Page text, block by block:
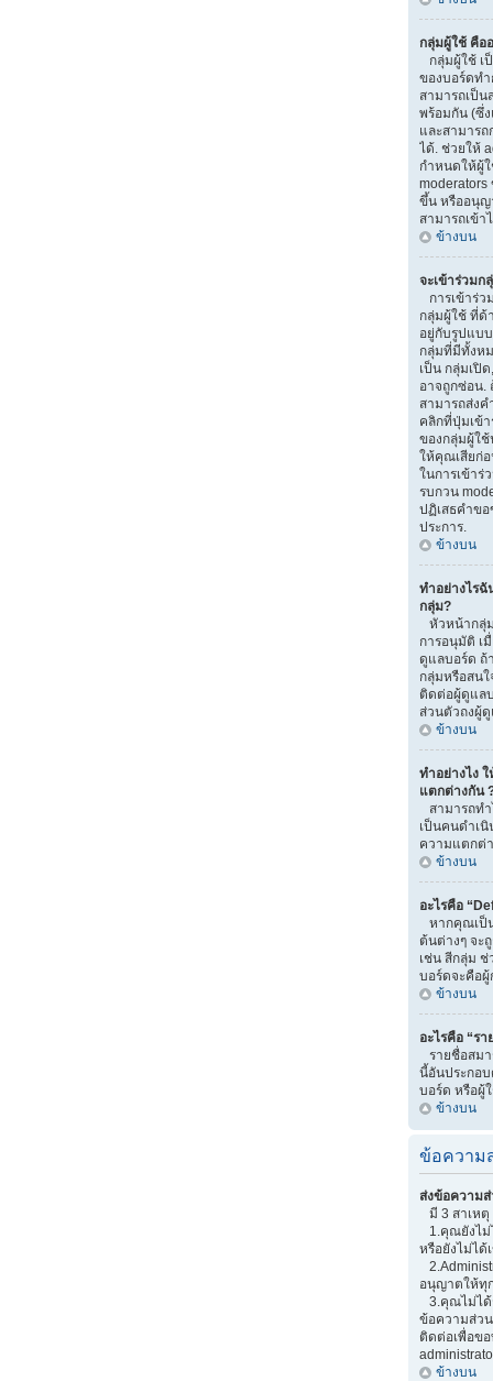
กลุ่มผู้ใช้ คือ
กลุ่มผู้ใช้ เ
ของบอร์ดท
สามารถเป็
พร้อมกัน (ซึ่
และสามาร
ได้. ช่วยให้
กำหนดให้ผู้
moderators
ขึ้น หรืออนุญ
สามารถเข้า
ข้างบน
จะเข้าร่วมก
การเข้าร่ว
กลุ่มผู้ใช้ ที่ด้
อยู่กับรูปแบ
กลุ่มที่มีทั้งห
เป็น กลุ่มเปิ
อาจถูกซ่อน.
สามารถส่งค
คลิกที่ปุ่มเข้
ของกลุ่มผู้ใ
ให้คุณเสียก่อ
ในการเข้าร่
รบกวน
ปฏิเสธคำข
ประการ.
ข้างบน
ทำอย่างไรฉั
กลุ่ม?
หัวหน้ากลุ่
การอนุมัติ เ
ดูแลบอร์ด ถ้
กลุ่มหรือสน
ติดต่อผู้ดูแล
ส่วนตัวถงผู้
ข้างบน
ทำอย่างไง
แตกต่างกัน
สามารถท
เป็นคนดำเนิ
ความแตกต่
ข้างบน
อะไรคือ
หากคุณเป็
ต้นต่างๆ จะ
เช่น สีกลุ่ม
บอร์ดจะคือ
ข้างบน
อะไรคือ “ร
รายชื่อสม
นี้อันประกอ
บอร์ด หรือผู้
ข้างบน
ข้อความ
ส่งข้อความ
มี 3 สาเหตุ
1.คุณยังไม่
หรือยังไม่ได้
อนุญาตให้ทุ
3.คุณไม่ไ
ข้อความส่ว
ติดต่อเพื่อข
ข้างบน